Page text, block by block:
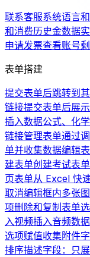
联系客服系统语言
和消费历史金数据
申请发票查看账号
表单搭建
提交表单后跳转到
链接提交表单后展
插入数据公式、化
链接管理表单通过
单并收集数据编辑
建表单创建考试表单
页表单从 Excel 快
取消编辑框内多张
项删除和复制表单
入视频插入音频数
选项赋值收集附件
排序描述字段：只